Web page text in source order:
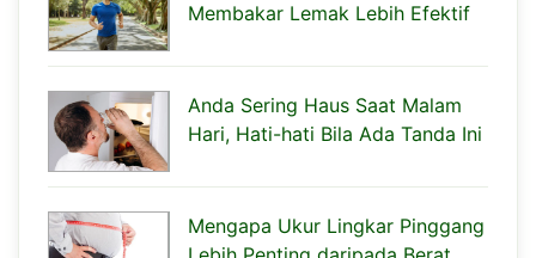
Membakar Lemak Lebih Efektif
Anda Sering Haus Saat Malam
Hari, Hati-hati Bila Ada Tanda Ini
Mengapa Ukur Lingkar Pinggang